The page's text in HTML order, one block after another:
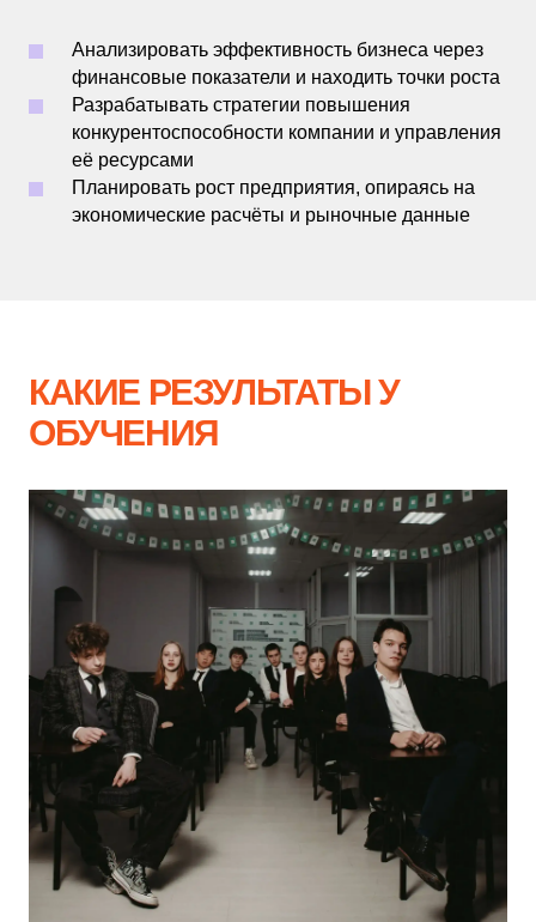
Анализировать эффективность бизнеса через
финансовые показатели и находить точки роста
Разрабатывать стратегии повышения
конкурентоспособности компании и управления
её ресурсами
Планировать рост предприятия, опираясь на
экономические расчёты и рыночные данные
КАКИЕ РЕЗУЛЬТАТЫ У
ОБУЧЕНИЯ